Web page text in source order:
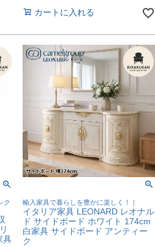
カートに入れる
ク
具
輸入家具で暮らしを豊かに楽しく！｜
イタリア家具 LEONARD レオナル
ド サイドボード ホワイト 174cm
白家具 サイドボード アンティー
ク